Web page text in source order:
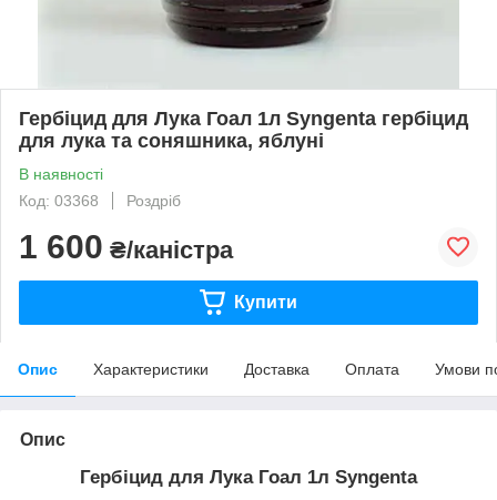
Гербіцид для Лука Гоал 1л Syngenta гербіцид
для лука та соняшника, яблуні
В наявності
Код: 03368
Роздріб
1 600 ₴/каністра
Купити
Опис Характеристики Доставка Оплата Умови
Опис
Гербіцид для Лука Гоал 1л Syngenta